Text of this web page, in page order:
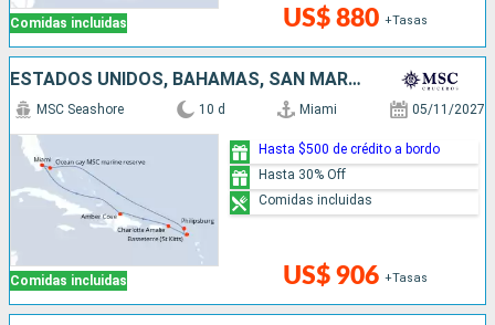
Comidas incluidas US$ 880 +Tasas
ESTADOS UNIDOS, BAHAMAS, SAN MARTÍN, REPÚBLICA DOMINICANA
Comidas incluidas
MSC Seashore 10 d Miami 05/11/2027
US$ 906 +Tasas
Hasta $500 de crédito a bordo
Hasta 30% Off
Comidas incluidas